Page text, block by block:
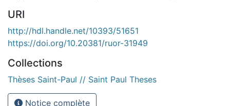
URI
http://hdl.handle.net/10393/51651
https://doi.org/10.20381/ruor-31949
Collections
Thèses Saint-Paul // Saint Paul Theses
Notice complète